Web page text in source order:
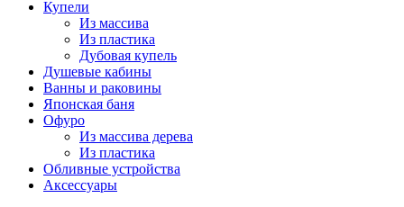
Купели
Из массива
Из пластика
Дубовая купель
Душевые кабины
Ванны и раковины
Японская баня
Офуро
Из массива дерева
Из пластика
Обливные устройства
Аксессуары